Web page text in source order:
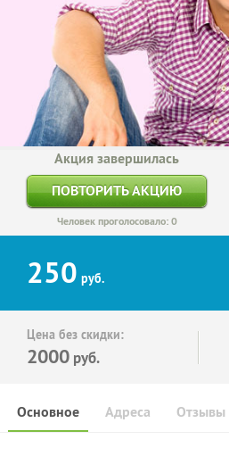
Акция завершилась
ПОВТОРИТЬ АКЦИЮ
Человек проголосовало: 0
250 руб.
Цена без скидки:
2000 руб.
Основное Отзывы
Адреса